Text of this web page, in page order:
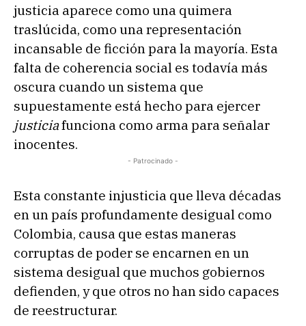
justicia aparece como una quimera
traslúcida, como una representación
incansable de ficción para la mayoría. Esta
falta de coherencia social es todavía más
oscura cuando un sistema que
supuestamente está hecho para ejercer
justiciafunciona como arma para señalar
inocentes.
- Patrocinado -
Esta constante injusticia que lleva décadas
en un país profundamente desigual como
Colombia, causa que estas maneras
corruptas de poder se encarnen en un
sistema desigual que muchos gobiernos
defienden, y que otros no han sido capaces
de reestructurar.